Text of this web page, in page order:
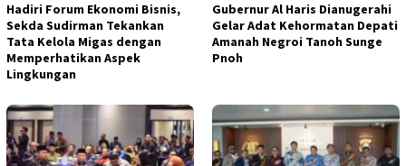
Hadiri Forum Ekonomi Bisnis,
Sekda Sudirman Tekankan
Tata Kelola Migas dengan
Memperhatikan Aspek
Lingkungan
Gubernur Al Haris Dianugerahi
Gelar Adat Kehormatan Depati
Amanah Negroi Tanoh Sunge
Pnoh